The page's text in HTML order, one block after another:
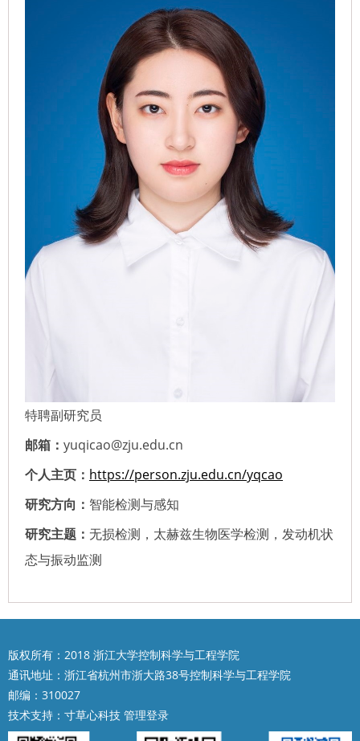
特聘副研究员
邮箱： yuqicao@zju.edu.cn
个人主页： https://person.zju.edu.cn/yqcao
研究方向： 智能检测与感知
研究主题： 无损检测，太赫兹生物医学检测，发动机状
态与振动监测
版权所有：2018 浙江大学控制科学与工程学院
通讯地址：浙江省杭州市浙大路38号控制科学与工程学院
邮编：310027
技术支持： 寸草心科技 管理登录